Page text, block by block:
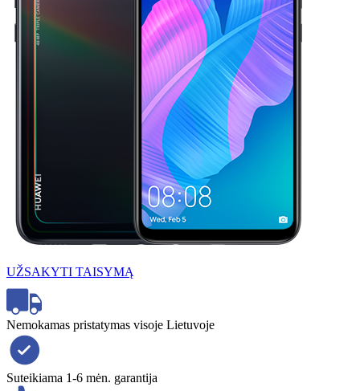
UŽSAKYTI TAISYMĄ
Nemokamas pristatymas visoje Lietuvoje
Suteikiama 1-6 mėn. garantija